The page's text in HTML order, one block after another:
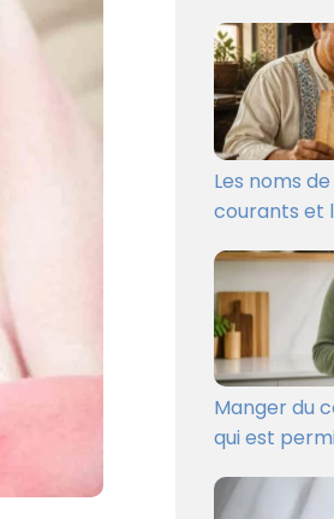
Les noms
courants et
Manger du
qui est